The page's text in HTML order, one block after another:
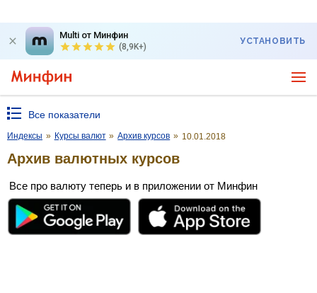
Multi от Минфин
(8,9K+)
УСТАНОВИТЬ
Все показатели
Индексы » Курсы валют » Архив курсов » 10.01.2018
Архив валютных курсов
Все про валюту теперь и в приложении от Минфин